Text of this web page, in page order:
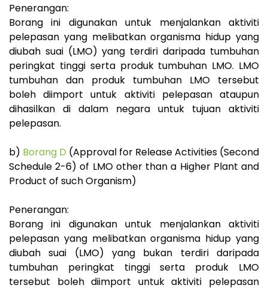
Penerangan:
Borang ini digunakan untuk menjalankan aktiviti
pelepasan yang melibatkan organisma hidup yang
diubah suai (LMO) yang terdiri daripada tumbuhan
peringkat tinggi serta produk tumbuhan LMO. LMO
tumbuhan dan produk tumbuhan LMO tersebut
boleh diimport untuk aktiviti pelepasan ataupun
dihasilkan di dalam negara untuk tujuan aktiviti
pelepasan.
b) Borang D (Approval for Release Activities (Second
Schedule 2-6) of LMO other than a Higher Plant and
Product of such Organism)
Penerangan:
Borang ini digunakan untuk menjalankan aktiviti
pelepasan yang melibatkan organisma hidup yang
diubah suai (LMO) yang bukan terdiri daripada
tumbuhan peringkat tinggi serta produk LMO
tersebut boleh diimport untuk aktiviti pelepasan